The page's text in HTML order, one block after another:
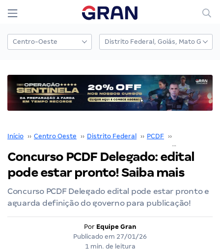
Início ›› Centro Oeste ›› Distrito Federal ›› PCDF ››
Concurso PCDF Delegado: edital
pode estar pronto! Saiba mais
Concurso PCDF Delegado edital pode estar pronto e
aguarda definição do governo para publicação!
Por Equipe Gran
Publicado em 27/01/26
1 min. de leitura